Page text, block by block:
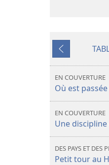
Précédent
EN COUVERTURE
Où est
EN COUVERTURE
Une
DES PAYS ET DES
Petit tour au